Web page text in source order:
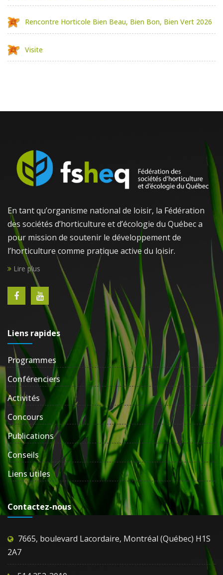
Rencontre Horticole Bien Beau, Bien Bon, Bien Vert 2026
Visite
En tant qu’organisme national de loisir, la Fédération
des sociétés d’horticulture et d’écologie du Québec a
pour mission de soutenir le développement de
l’horticulture comme pratique active du loisir.
Lire plus
Liens rapides
Programmes
Conférenciers
Activités
Concours
Publications
Conseils
Liens utiles
Contactez-nous
7665, boulevard Lacordaire, Montréal (Québec) H1S
2A7